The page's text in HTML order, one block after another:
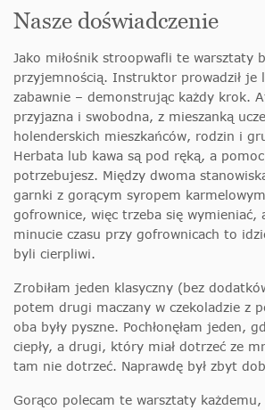
Nasze doświadczenie
Jako miłośnik stroopwafli te warsztaty
przyjemnością. Instruktor prowadził je
zabawnie – demonstrując każdy krok.
przyjazna i swobodna, z mieszanką
holenderskich mieszkańców, rodzin i
Herbata lub kawa są pod ręką, a
potrzebujesz. Między dwoma
garnki z gorącym syropem
gofrownice, więc trzeba się wymieniać,
minucie czasu przy gofrownicach to
byli cierpliwi.
Zrobiłam jeden klasyczny (bez
potem drugi maczany w czekoladzie z
oba były pyszne. Pochłonęłam jeden,
ciepły, a drugi, który miał dotrzeć ze
tam nie dotrzeć. Naprawdę był zbyt
Gorąco polecam te warsztaty